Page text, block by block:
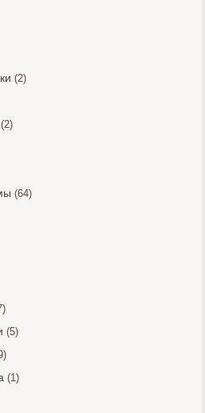
(2)
(2)
(64)
(5)
(1)